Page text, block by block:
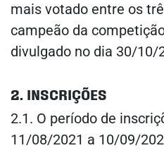
mais votado entre os
campeão da
divulgado no dia 30/10/
2. INSCRIÇÕES
2.1. O período de
11/08/2021 a 10/09/